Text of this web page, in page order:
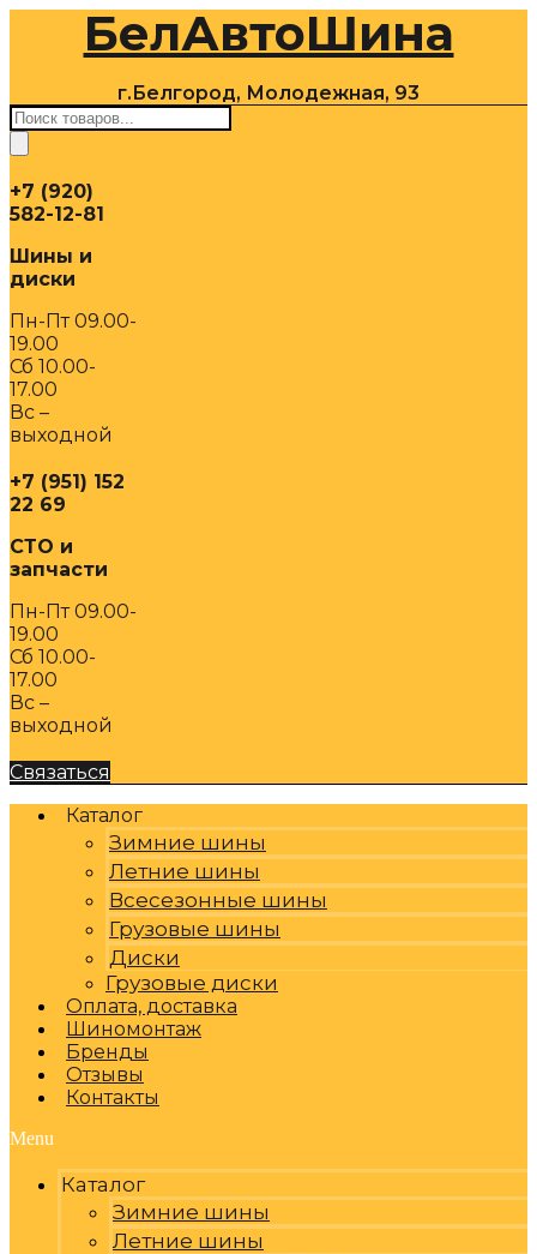
содержимомуБелАвтоШина
г.Белгород, Молодежная, 93
Поиск
товаров
+7 (920)
582-12-81
Шины и
диски
Пн-Пт 09.00-
19.00
Сб 10.00-
17.00
Вс –
выходной
+7 (951) 152
22 69
СТО и
запчасти
Пн-Пт 09.00-
19.00
Сб 10.00-
17.00
Вс –
выходной
Связаться
Каталог
Зимние шины
Летние шины
Всесезонные шины
Грузовые шины
Диски
Грузовые диски
Оплата, доставка
Шиномонтаж
Бренды
Отзывы
Контакты
Menu
Каталог
Зимние шины
Летние шины